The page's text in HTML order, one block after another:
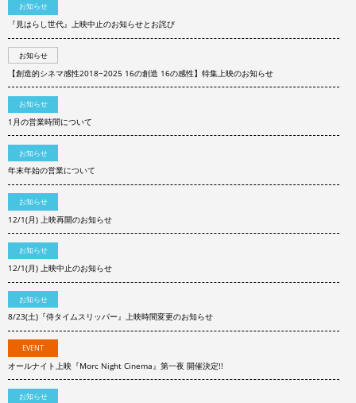
お知らせ
『見はらし世代』上映中止のお知らせとお詫び
お知らせ
【創造的シネマ感性2018−2025 16の創造 16の感性】特集上映のお知らせ
お知らせ
1月の営業時間について
お知らせ
年末年始の営業について
お知らせ
12/1(月) 上映再開のお知らせ
お知らせ
12/1(月) 上映中止のお知らせ
お知らせ
8/23(土)『侍タイムスリッパー』上映時間変更のお知らせ
EVENT
オールナイト上映『Morc Night Cinema』第一夜 開催決定!!
お知らせ